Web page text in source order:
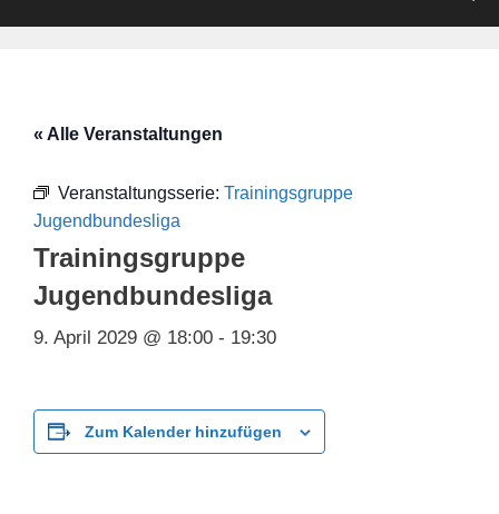
« Alle Veranstaltungen
Veranstaltungsserie: Trainingsgruppe
Jugendbundesliga
Trainingsgruppe
Jugendbundesliga
9. April 2029 @ 18:00 - 19:30
Zum Kalender hinzufügen